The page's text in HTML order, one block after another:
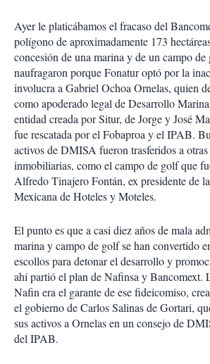
Ayer le platicábamos el fracaso del
polígono de aproximadamente 173
concesión de una marina y de un campo
naufragaron porque Fonatur optó por la
involucra a Gabriel Ochoa Ornelas, quien
como apoderado legal de Desarrollo
entidad creada por Situr, de Jorge y José
fue rescatada por el Fobaproa y el IPAB.
activos de DMISA fueron trasferidos a otras
inmobiliarias, como el campo de golf que
Alfredo Tinajero Fontán, ex presidente de
Mexicana de Hoteles y Moteles.
El punto es que a casi diez años de mala
marina y campo de golf se han convertido
escollos para detonar el desarrollo y
ahí partió el plan de Nafinsa y Bancomext.
Nafin era el garante de ese fideicomiso,
el gobierno de Carlos Salinas de Gortari,
sus activos a Ornelas en un consejo de
del IPAB.